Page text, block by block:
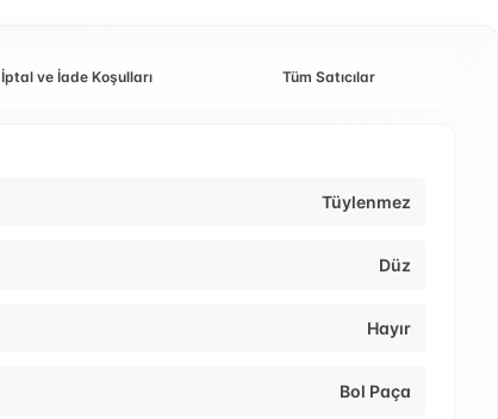
İptal ve İade Koşulları Tüm Satıcılar
Tüylenmez
Düz
Hayır
Bol Paça